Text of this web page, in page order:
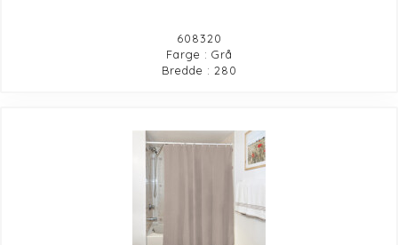
608320
Farge : Grå
Bredde : 280